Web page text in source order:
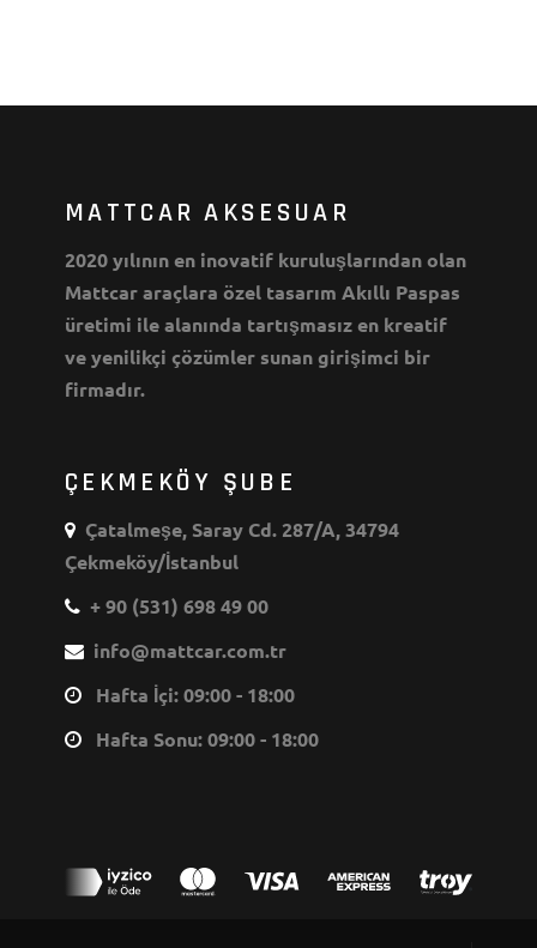
MATTCAR AKSESUAR
2020 yılının en inovatif kuruluşlarından olan
Mattcar araçlara özel tasarım Akıllı Paspas
üretimi ile alanında tartışmasız en kreatif
ve yenilikçi çözümler sunan girişimci bir
firmadır.
ÇEKMEKÖY ŞUBE
Çatalmeşe, Saray Cd. 287/A, 34794
Çekmeköy/İstanbul
+ 90 (531) 698 49 00
info@mattcar.com.tr
Hafta İçi: 09:00 - 18:00
Hafta Sonu: 09:00 - 18:00